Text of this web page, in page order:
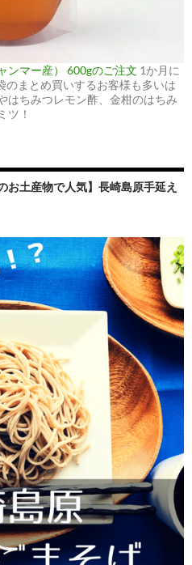
ンマー産） 600gのご注文 1か月に
まとめ買いするお客様も多いは
はちみつレモン酢、金柑のはちみ
ツ！
お土産物で人気】長崎島原手延え